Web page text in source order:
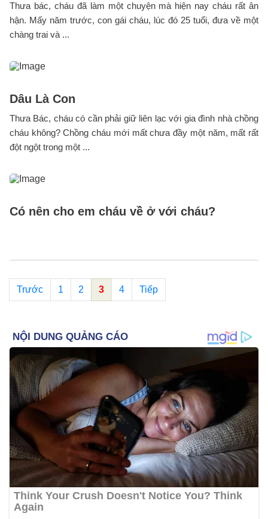
Thưa bác, cháu đã làm một chuyện mà hiện nay cháu rất ân
hận. Mấy năm trước, con gái cháu, lúc đó 25 tuổi, đưa về một
chàng trai và ...
Dâu Là Con
Thưa Bác, cháu có cần phải giữ liên lạc với gia đình nhà chồng
cháu không? Chồng cháu mới mất chưa đầy một năm, mất rất
đột ngột trong một ...
Có nên cho em cháu về ở với cháu?
Trước 1 2 3 4 Tiếp